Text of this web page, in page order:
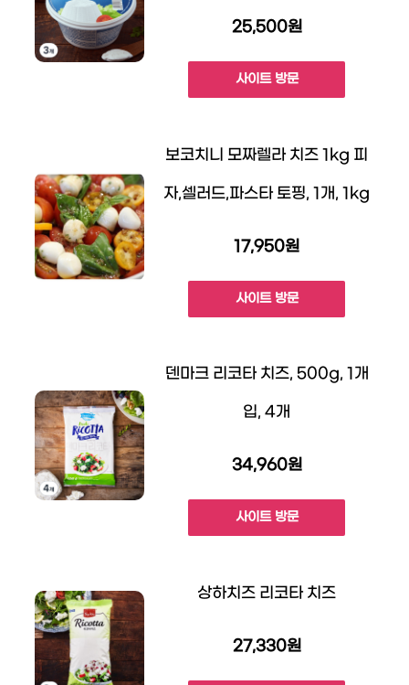
25,500원
사이트 방문
보코치니 모짜렐라 치즈 1kg 피
자,셀러드,파스타 토핑, 1개, 1kg
17,950원
사이트 방문
덴마크 리코타 치즈, 500g, 1개
입, 4개
34,960원
사이트 방문
상하치즈 리코타 치즈
27,330원